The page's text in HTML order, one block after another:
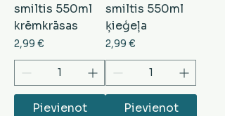
smiltis 550ml
krēmkrāsas
Cena
2,99 €
Pievienot
smiltis 550ml
ķieģeļa
Cena
2,99 €
Pievienot